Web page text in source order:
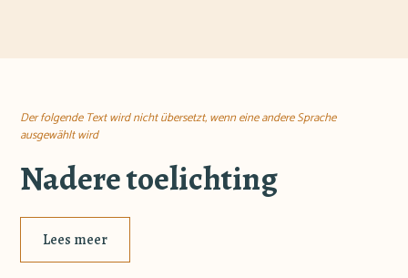
Der folgende Text wird nicht übersetzt, wenn eine andere Sprache
ausgewählt wird
Nadere toelichting
Lees meer